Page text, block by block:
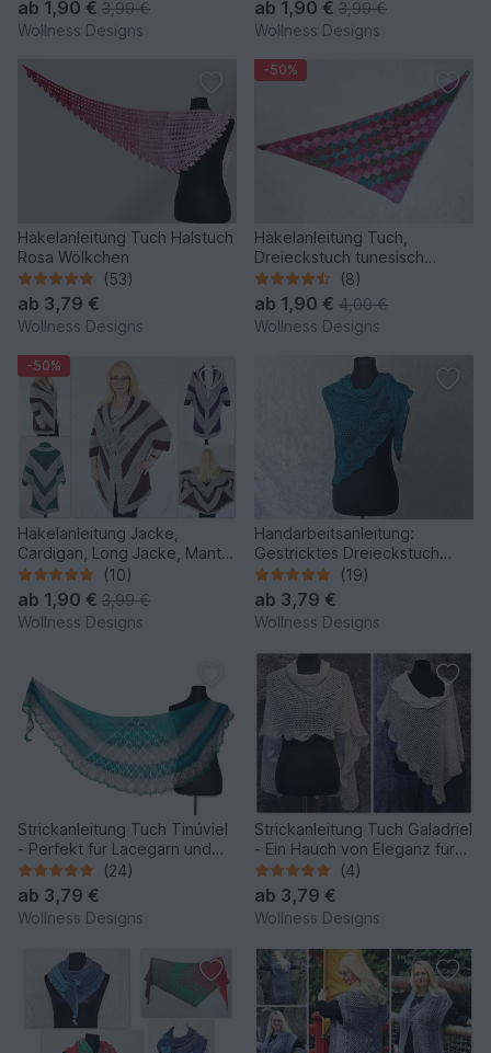
ab 1,90 € 3,99 €
Wollness Designs
ab 1,90 € 3,99 €
Wollness Designs
Häkelanleitung Tuch Halstuch
Rosa Wölkchen
(53)
ab 3,79 €
Wollness Designs
-50%
Häkelanleitung Tuch,
Dreieckstuch tunesisch
gehäkelt Afghan Diamonds
(8)
ab 1,90 € 4,00 €
Wollness Designs
-50%
Häkelanleitung Jacke,
Cardigan, Long Jacke, Mantel
Namaste
(10)
ab 1,90 € 3,99 €
Wollness Designs
Handarbeitsanleitung:
Gestricktes Dreieckstuch
"Nimrodel"
(19)
ab 3,79 €
Wollness Designs
Strickanleitung Tuch Tinúviel
- Perfekt für Lacegarn und
elegante Outfits
(24)
ab 3,79 €
Wollness Designs
Strickanleitung Tuch Galadriel
- Ein Hauch von Eleganz für
deine Garderobe
(4)
ab 3,79 €
Wollness Designs